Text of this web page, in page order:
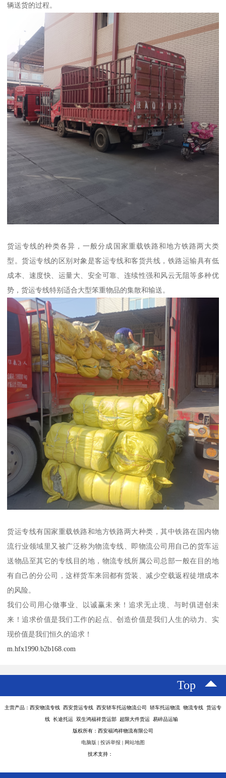
辆送货的过程。
货运专线的种类各异，一般分成国家重载铁路和地方铁路两大类
型。货运专线的区别对象是客运专线和客货共线，铁路运输具有低
成本、速度快、运量大、安全可靠、连续性强和风云无阻等多种优
势，货运专线特别适合大型笨重物品的集散和输送。
货运专线有国家重载铁路和地方铁路两大种类，其中铁路在国内物
流行业领域里又被广泛称为物流专线、即物流公司用自己的货车运
送物品至其它的专线目的地，物流专线所属公司总部一般在目的地
有自己的分公司，这样货车来回都有货装、减少空载返程徒增成本
的风险。
我们公司用心做事业、以诚赢未来！追求无止境、与时俱进创未
来！追求价值是我们工作的起点、创造价值是我们人生的动力、实
现价值是我们恒久的追求！
m.hfx1990.b2b168.com
Top
主营产品：西安物流专线 西安货运专线 西安轿车托运物流公司 轿车托运物流 物流专线 货运专
线 长途托运 双生鸿福祥货运部 超限大件货运 易碎品运输
版权所有：西安福鸿祥物流有限公司
电脑版 | 投诉举报 | 网站地图
技术支持：